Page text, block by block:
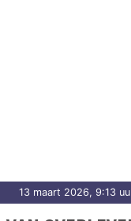
13 maart 2026, 9:13